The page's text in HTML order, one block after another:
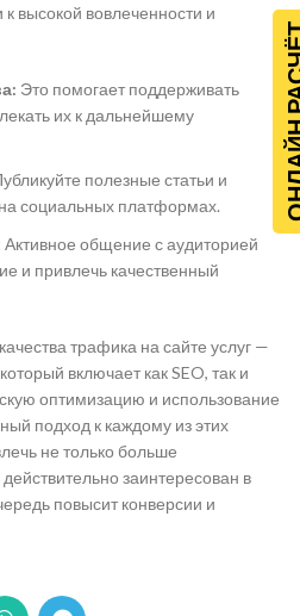
высокой вовлеченности и
Это помогает поддерживать
их к дальнейшему
полезные статьи и
социальных платформах.
Активное общение с аудиторией
и привлечь качественный
трафика на сайте услуг —
включает как SEO, так и
оптимизацию и использование
подход к каждому из этих
не только больше
заинтересован в
повысит конверсии и